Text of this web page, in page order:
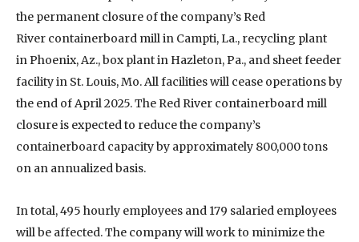
the permanent closure of the company’s Red
River containerboard mill in Campti, La., recycling plant
in Phoenix, Az., box plant in Hazleton, Pa., and sheet feeder
facility in St. Louis, Mo. All facilities will cease operations by
the end of April 2025. The Red River containerboard mill
closure is expected to reduce the company’s
containerboard capacity by approximately 800,000 tons
on an annualized basis.
In total, 495 hourly employees and 179 salaried employees
will be affected. The company will work to minimize the